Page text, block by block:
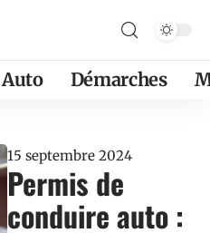
Auto Démarches
15 septembre 2024
Permis de
conduire auto :